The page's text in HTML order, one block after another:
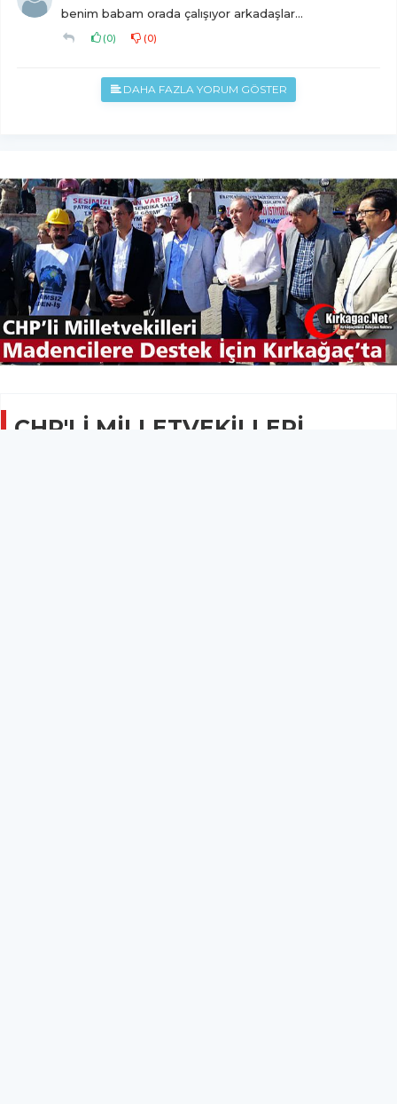
benim babam orada çalışıyor arkadaşlar...
(0) (0)
DAHA FAZLA YORUM GÖSTER
CHP'Lİ MİLLETVEKİLLERİ